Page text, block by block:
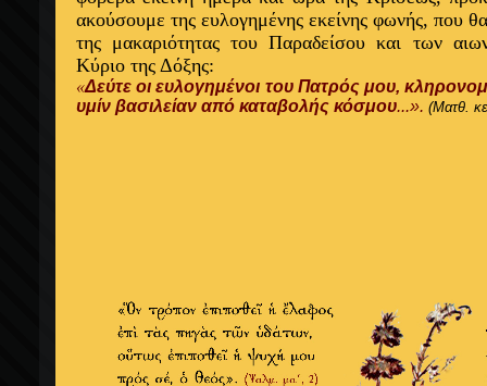
ακούσουμε της ευλογημένης εκείνης φωνής, που
της μακαριότητας του Παραδείσου και των
Κύριο της Δόξης:
«Δεύτε οι ευλογημένοι του Πατρός μου,
υμίν βασιλείαν από καταβολής κόσμου...». (Ματθ.